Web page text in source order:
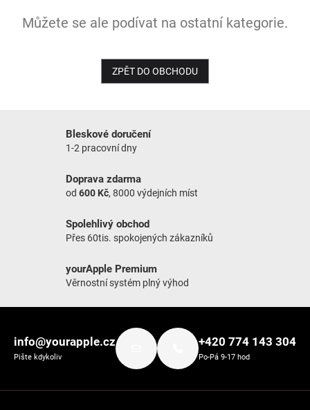
NOVINKY
Můžete se ale podívat na ostatní kategorie.
ZPĚT DO OBCHODU
Bleskové doručení
1-2 pracovní dny
Doprava zdarma
od 600 Kč, 8000 výdejních míst
Spolehlivý obchod
Přes 60tis. spokojených zákazníků
yourApple Premium
Věrnostní systém plný výhod
info@yourapple.cz
Pište kdykoliv
+420 774 143 304
Po-Pá 9-17 hod